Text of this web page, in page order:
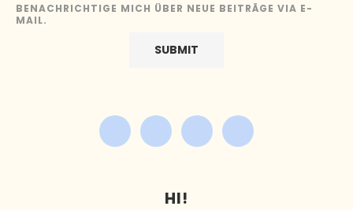
BENACHRICHTIGE MICH ÜBER NEUE BEITRÄGE VIA E-
MAIL.
HI!